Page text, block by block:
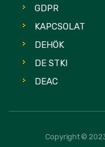
GDPR
KAPCSOLAT
DEHÖK
DE STKI
DEAC
Copyright ©